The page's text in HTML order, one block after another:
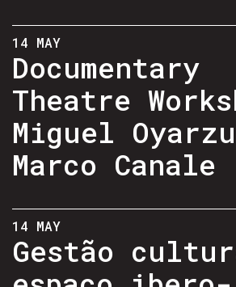
14 MAY
Documentary
Theatre
Miguel
Marco Canale
14 MAY
Gestão